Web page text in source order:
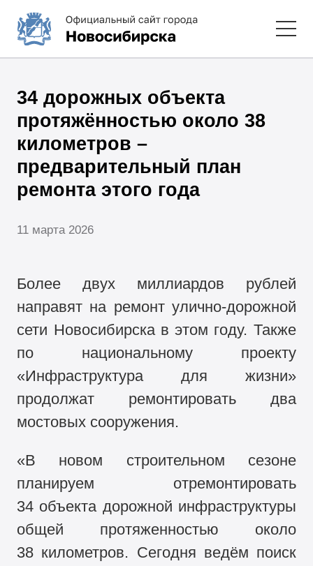
34 дорожных объекта
протяжённостью около 38
километров –
предварительный план
ремонта этого года
11 марта 2026
Более двух миллиардов рублей
направят на ремонт улично-дорожной
сети Новосибирска в этом году. Также
по национальному проекту
«Инфраструктура для жизни»
продолжат ремонтировать два
мостовых сооружения.
«В новом строительном сезоне
планируем отремонтировать
34 объекта дорожной инфраструктуры
общей протяженностью около
38 километров. Сегодня ведём поиск